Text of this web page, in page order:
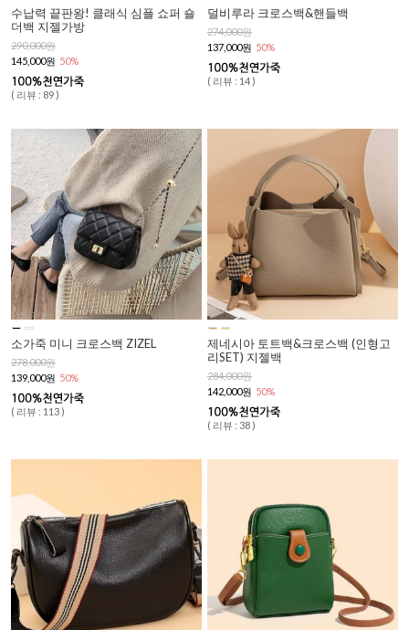
수납력 끝판왕! 클래식 심플 쇼퍼 숄
더백 지젤가방
290,000원
145,000원 50%
( 리뷰 : 89 )
덜비루라 크로스백&핸들백
274,000원
137,000원 50%
( 리뷰 : 14 )
소가죽 미니 크로스백 ZIZEL
278,000원
139,000원 50%
( 리뷰 : 113 )
제네시아 토트백&크로스백 (인형고
리SET) 지젤백
284,000원
142,000원 50%
( 리뷰 : 38 )